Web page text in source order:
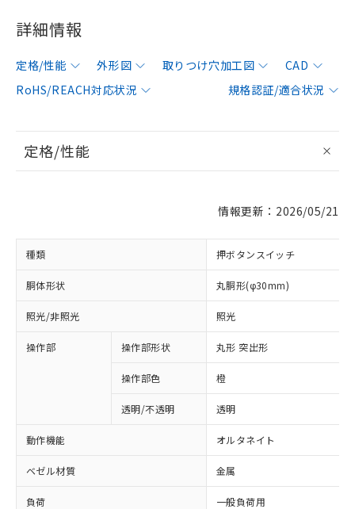
詳細情報
定格/性能 外形図 取りつけ穴加工図
CAD
RoHS/REACH対応状況
規格認証/適合状況
定格/性能
情報更新：2026/05/21
種類 押ボタンスイッチ
胴体形状 丸胴形(φ30mm)
照光/非照光 照光
操作部 操作部形状 丸形 突出形
操作部色 橙
透明/不透明 透明
動作機能 オルタネイト
ベゼル材質 金属
負荷 一般負荷用